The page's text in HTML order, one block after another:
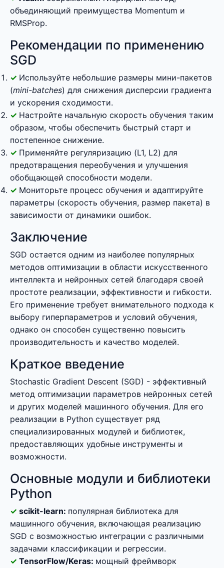
объединяющий преимущества Momentum и
RMSProp.
Рекомендации по применению
SGD
Используйте небольшие размеры мини-пакетов
(mini-batches) для снижения дисперсии градиента
и ускорения сходимости.
Настройте начальную скорость обучения таким
образом, чтобы обеспечить быстрый старт и
постепенное снижение.
Применяйте регуляризацию (L1, L2) для
предотвращения переобучения и улучшения
обобщающей способности модели.
Мониторьте процесс обучения и адаптируйте
параметры (скорость обучения, размер пакета) в
зависимости от динамики ошибок.
Заключение
SGD остается одним из наиболее популярных
методов оптимизации в области искусственного
интеллекта и нейронных сетей благодаря своей
простоте реализации, эффективности и гибкости.
Его применение требует внимательного подхода к
выбору гиперпараметров и условий обучения,
однако он способен существенно повысить
производительность и качество моделей.
Краткое введение
Stochastic Gradient Descent (SGD) - эффективный
метод оптимизации параметров нейронных сетей
и других моделей машинного обучения. Для его
реализации в Python существует ряд
специализированных модулей и библиотек,
предоставляющих удобные инструменты и
возможности.
Основные модули и библиотеки
Python
scikit-learn: популярная библиотека для
машинного обучения, включающая реализацию
SGD с возможностью интеграции с различными
задачами классификации и регрессии.
TensorFlow/Keras: мощный фреймворк